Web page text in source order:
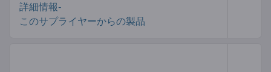
詳細情報-
このサプライヤーからの製品